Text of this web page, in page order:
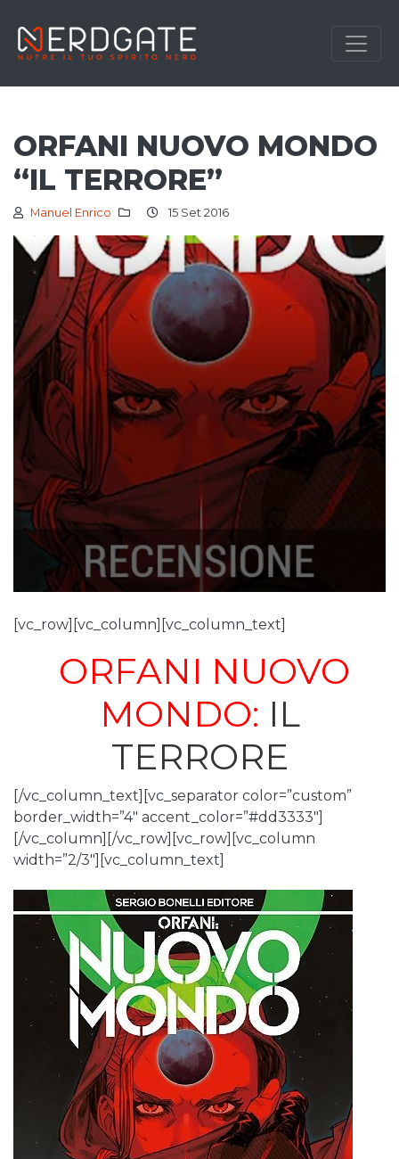
ORFANI NUOVO MONDO
“IL TERRORE”
Manuel Enrico 15 Set 2016
[vc_row][vc_column][vc_column_text]
ORFANI NUOVO
MONDO: IL
TERRORE
[/vc_column_text][vc_separator color=”custom”
border_width=”4″ accent_color=”#dd3333″]
[/vc_column][/vc_row][vc_row][vc_column
width=”2/3″][vc_column_text]